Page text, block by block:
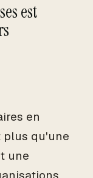
est
en
plus qu'une
une